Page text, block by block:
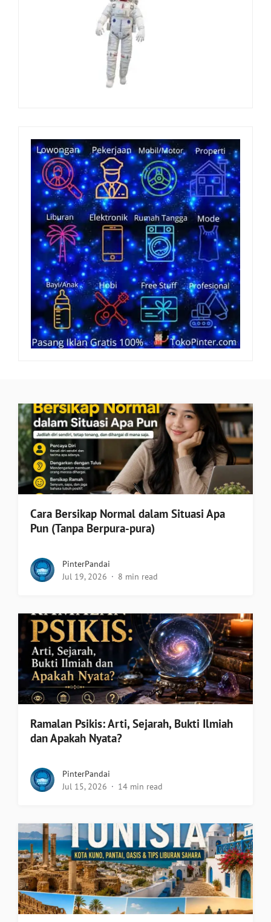
Cara Bersikap Normal dalam Situasi Apa
Pun (Tanpa Berpura-pura)
PinterPandai
Jul 19, 2026
8 min read
Ramalan Psikis: Arti, Sejarah, Bukti Ilmiah
dan Apakah Nyata?
PinterPandai
Jul 15, 2026
14 min read